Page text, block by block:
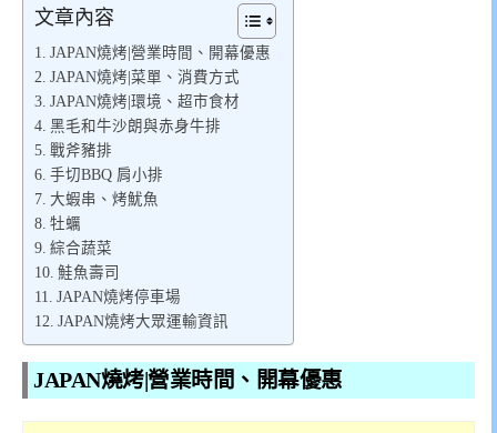
文章內容
JAPAN燒烤|營業時間、開幕優惠
JAPAN燒烤|菜單、消費方式
JAPAN燒烤|環境、超市食材
黑毛和牛沙朗與赤身牛排
戰斧豬排
手切BBQ 肩小排
大蝦串、烤魷魚
牡蠣
綜合蔬菜
鮭魚壽司
JAPAN燒烤停車場
JAPAN燒烤大眾運輸資訊
JAPAN燒烤|營業時間、開幕優惠